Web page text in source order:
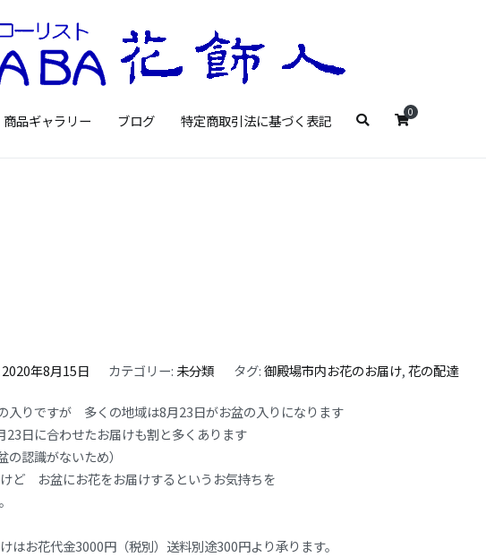
Floristbaba フローリストババ
お花を贈るなら御殿場の花店フローリストババ
商品ギャラリー ブログ 特定商取引法に基づく表記 0
2020年8月15日 カテゴリー: 未分類 タグ:御殿場市内お花のお届け,花の配達
入りですが 多くの地域は8月23日がお盆の入りになります
23日に合わせたお届けも割と多くあります
の認識がないため）
ど お盆にお花をお届けするというお気持ちを
はお花代金3000円（税別）送料別途300円より承ります。